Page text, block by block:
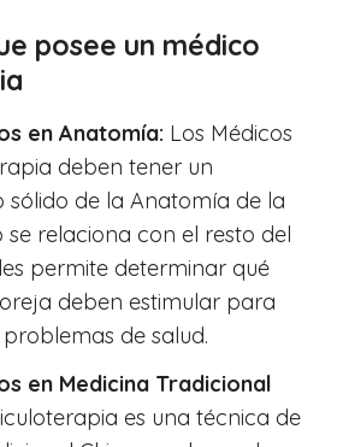
posee un médico
en Anatomía: Los Médicos
deben tener un
sólido de la Anatomía de la
relaciona con el resto del
permite determinar qué
deben estimular para
de salud.
en Medicina Tradicional
es una técnica de